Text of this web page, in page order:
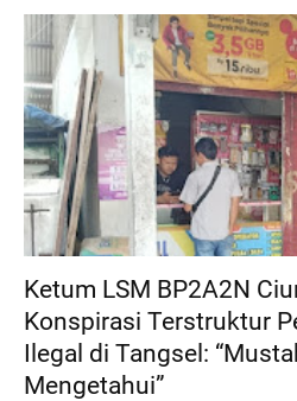
Ketum LSM BP2A2N
Konspirasi Terstruktur
Ilegal di Tangsel:
Mengetahui”